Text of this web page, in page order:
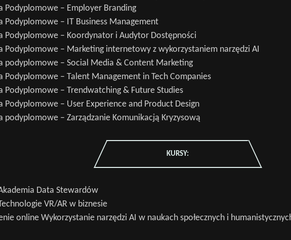
Podyplomowe – Employer Branding
Podyplomowe – IT Business Management
Podyplomowe – Koordynator i Audytor Dostępności
Podyplomowe – Marketing internetowy z wykorzystaniem narzędzi AI
podyplomowe – Social Media & Content Marketing
Podyplomowe – Talent Management in Tech Companies
Podyplomowe – Trendwatching & Future Studies
Podyplomowe – User Experience and Product Design
podyplomowe – Zarządzanie Komunikacją Kryzysową
KURSY:
Data Stewardów
VR/AR w biznesie
online Wykorzystanie narzędzi AI w naukach społecznych i
Wyszukaj na stronie: